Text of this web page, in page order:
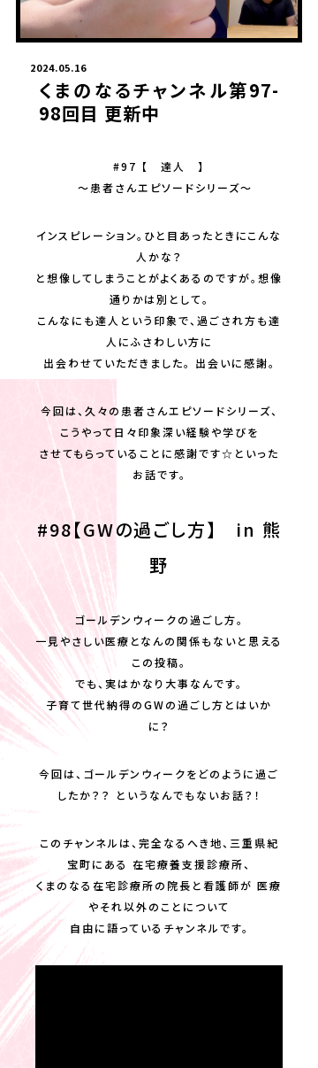
2024.05.16
くまのなるチャンネル第97-
98回目 更新中
#97 【 達人 】
〜患者さんエピソードシリーズ〜
インスピレーション。ひと目あったときにこんな
人かな？
と想像してしまうことがよくあるのですが。想像
通りかは別として。
こんなにも達人という印象で、過ごされ方も達
人にふさわしい方に
出会わせていただきました。 出会いに感謝。
今回は、久々の患者さんエピソードシリーズ、
こうやって日々印象深い経験や学びを
させてもらっていることに感謝です☆といった
お話です。
#98【GWの過ごし方】 in 熊
野
ゴールデンウィークの過ごし方。
一見やさしい医療となんの関係もないと思える
この投稿。
でも、実はかなり大事なんです。
子育て世代納得のGWの過ごし方とはいか
に？
今回は、ゴールデンウィークをどのように過ご
したか？？ というなんでもないお話？！
このチャンネルは、完全なるへき地、三重県紀
宝町にある 在宅療養支援診療所、
くまのなる在宅診療所の院長と看護師が 医療
やそれ以外のことについて
自由に語っているチャンネルです。